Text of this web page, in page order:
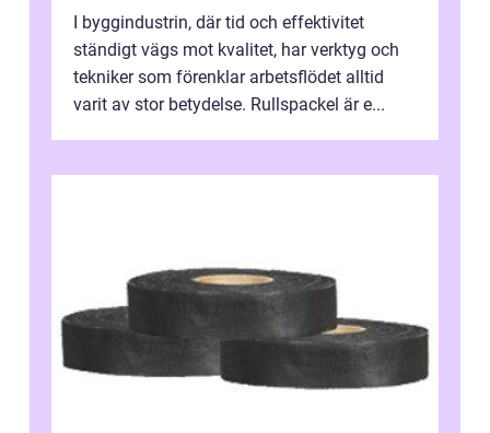
I byggindustrin, där tid och effektivitet
ständigt vägs mot kvalitet, har verktyg och
tekniker som förenklar arbetsflödet alltid
varit av stor betydelse. Rullspackel är e...